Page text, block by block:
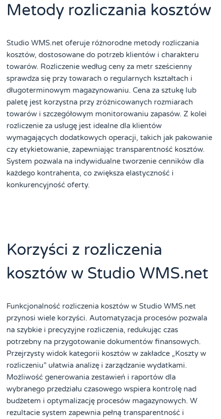
Metody rozliczania kosztów
Studio WMS.net oferuje różnorodne metody rozliczania
kosztów, dostosowane do potrzeb klientów i charakteru
towarów. Rozliczenie według ceny za metr sześcienny
sprawdza się przy towarach o regularnych kształtach i
długoterminowym magazynowaniu. Cena za sztukę lub
paletę jest korzystna przy zróżnicowanych rozmiarach
towarów i szczegółowym monitorowaniu zapasów. Z kolei
rozliczenie za usługę jest idealne dla klientów
wymagających dodatkowych operacji, takich jak pakowanie
czy etykietowanie, zapewniając transparentność kosztów.
System pozwala na indywidualne tworzenie cenników dla
każdego kontrahenta, co zwiększa elastyczność i
konkurencyjność oferty.
Korzyści z rozliczenia
kosztów w Studio WMS.net
Funkcjonalność rozliczenia kosztów w Studio WMS.net
przynosi wiele korzyści. Automatyzacja procesów pozwala
na szybkie i precyzyjne rozliczenia, redukując czas
potrzebny na przygotowanie dokumentów finansowych.
Przejrzysty widok kategorii kosztów w zakładce „Koszty w
rozliczeniu” ułatwia analizę i zarządzanie wydatkami.
Możliwość generowania zestawień i raportów dla
wybranego przedziału czasowego wspiera kontrolę nad
budżetem i optymalizację procesów magazynowych. W
rezultacie system zapewnia pełną transparentność i